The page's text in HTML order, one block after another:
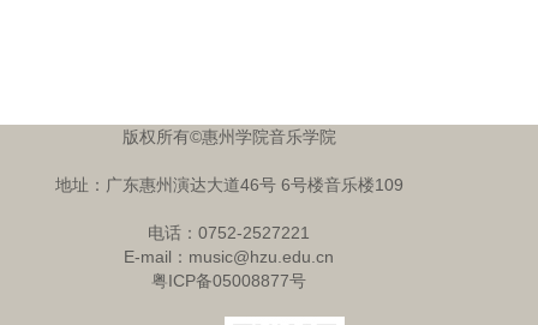
版权所有©惠州学院音乐学院
地址：广东惠州演达大道46号 6号楼音乐楼109
电话：0752-2527221
E-mail：music@hzu.edu.cn
粤ICP备05008877号